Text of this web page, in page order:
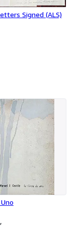
Signed (ALS)